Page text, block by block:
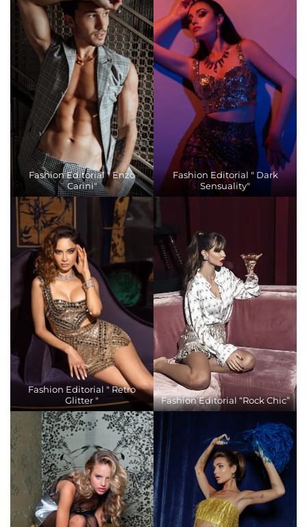
Fashion Editorial " Enzo
Carini"
Fashion Editorial " Dark
Sensuality"
Fashion Editorial " Retro
Glitter "
Fashion Editorial “Rock Chic”